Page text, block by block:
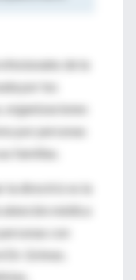
de la
por los
por personas
familias.
la directriz es la
médica
con
Grimes.